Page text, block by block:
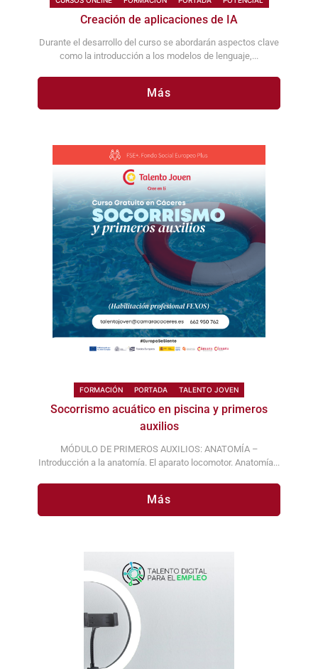
CURSOS ONLINE FORMACIÓN PORTADA POTENCIAL
Creación de aplicaciones de IA
Durante el desarrollo del curso se abordarán aspectos clave
como la introducción a los modelos de lenguaje,...
Más
FORMACIÓN PORTADA TALENTO JOVEN
Socorrismo acuático en piscina y primeros
auxilios
MÓDULO DE PRIMEROS AUXILIOS: ANATOMÍA –
Introducción a la anatomía. El aparato locomotor. Anatomía...
Más